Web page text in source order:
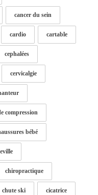
cancer du sein
cardio cartable
cephalées
cervicalgie
compression
bébé
chiropractique
chute ski cicatrice